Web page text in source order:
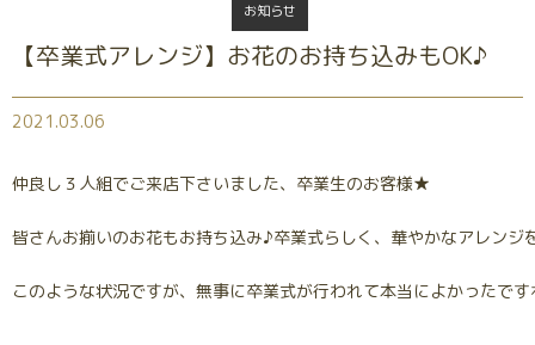
お知らせ
【卒業式アレンジ】お花のお持ち込みもOK♪
2021.03.06
仲良し３人組でご来店下さいました、卒業生のお客様★
皆さんお揃いのお花もお持ち込み♪卒業式らしく、華やかなアレン
このような状況ですが、無事に卒業式が行われて本当によかったで